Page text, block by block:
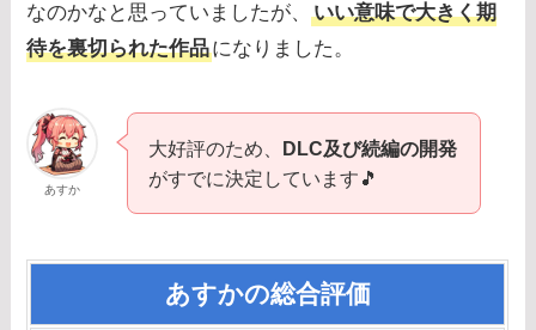
なのかなと思っていましたが、いい意味で大きく期
待を裏切られた作品になりました。
あすか
大好評のため、 DLC及び続編の開発
がすでに決定しています🎵
あすかの総合評価